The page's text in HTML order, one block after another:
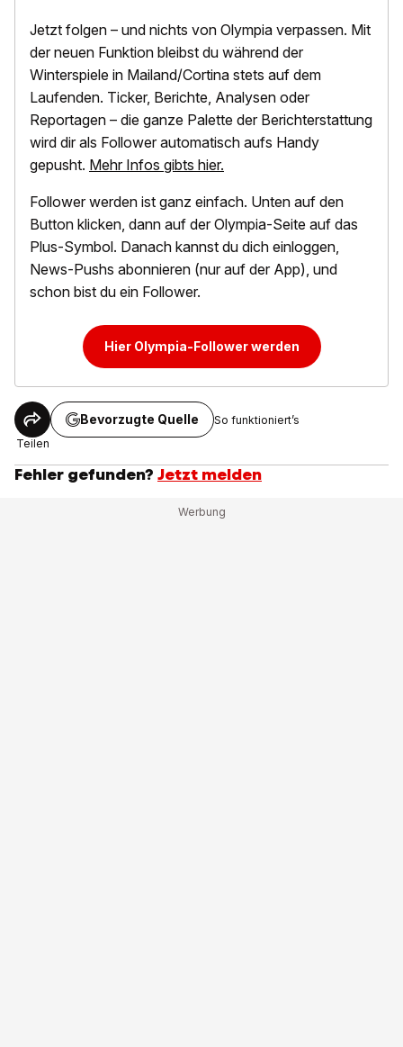
Jetzt folgen – und nichts von Olympia verpassen. Mit
der neuen Funktion bleibst du während der
Winterspiele in Mailand/Cortina stets auf dem
Laufenden. Ticker, Berichte, Analysen oder
Reportagen – die ganze Palette der Berichterstattung
wird dir als Follower automatisch aufs Handy
gepusht. Mehr Infos gibts hier.
Follower werden ist ganz einfach. Unten auf den
Button klicken, dann auf der Olympia-Seite auf das
Plus-Symbol. Danach kannst du dich einloggen,
News-Pushs abonnieren (nur auf der App), und
schon bist du ein Follower.
Hier Olympia-Follower werden
Teilen
Bevorzugte Quelle So funktioniert’s
Fehler gefunden? Jetzt melden